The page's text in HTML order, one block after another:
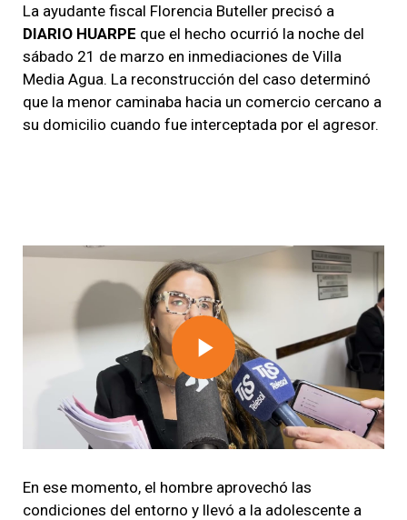
La ayudante fiscal Florencia Buteller precisó a
DIARIO HUARPE que el hecho ocurrió la noche del
sábado 21 de marzo en inmediaciones de Villa
Media Agua. La reconstrucción del caso determinó
que la menor caminaba hacia un comercio cercano a
su domicilio cuando fue interceptada por el agresor.
Play
Video
En ese momento, el hombre aprovechó las
condiciones del entorno y llevó a la adolescente a